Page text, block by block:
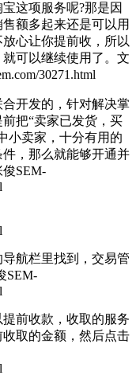
这项服务呢?那是因
额多起来还是可以用
心让你提前收，所以
可以继续使用了。 文
30271.html
开发的，针对解决掌
把“卖家已发货，买
小卖家，十分有用的
，那么就能够开通并
SEM-
航栏里找到，交易管
SEM-
前收款，收取的服务
取的金额，然后点击